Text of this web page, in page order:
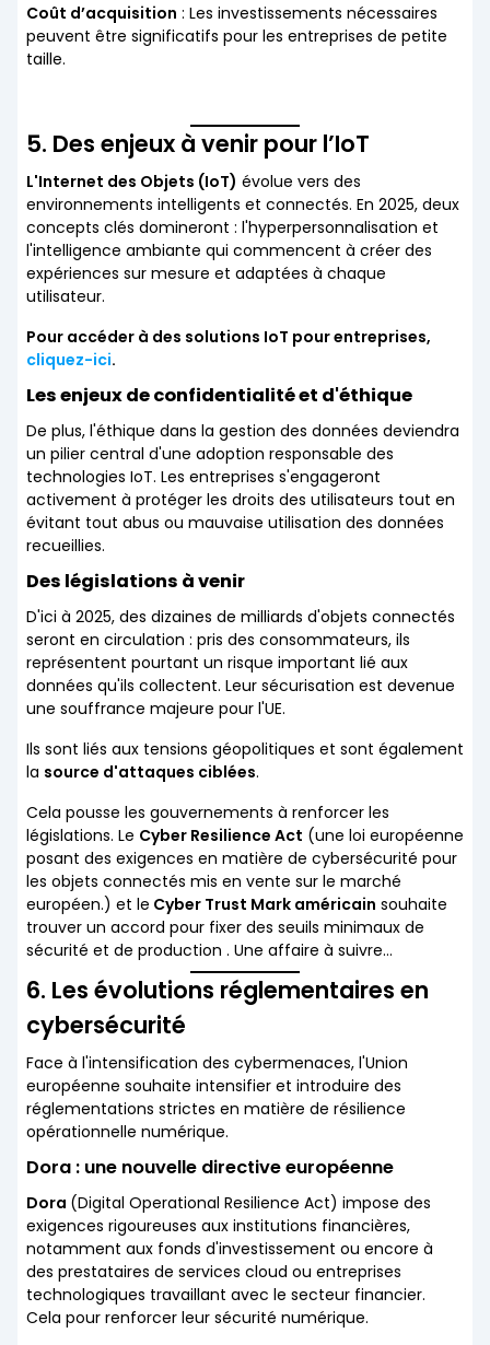
Coût d’acquisition : Les investissements nécessaires
peuvent être significatifs pour les entreprises de petite
taille.
5. Des enjeux à venir pour l’IoT
L'Internet des Objets (IoT) évolue vers des
environnements intelligents et connectés. En 2025, deux
concepts clés domineront : l'hyperpersonnalisation et
l'intelligence ambiante qui commencent à créer des
expériences sur mesure et adaptées à chaque
utilisateur.
Pour accéder à des solutions IoT pour entreprises,
cliquez-ici.
Les enjeux de confidentialité et d'éthique
De plus, l'éthique dans la gestion des données deviendra
un pilier central d'une adoption responsable des
technologies IoT. Les entreprises s'engageront
activement à protéger les droits des utilisateurs tout en
évitant tout abus ou mauvaise utilisation des données
recueillies.
Des législations à venir
D'ici à 2025, des dizaines de milliards d'objets connectés
seront en circulation : pris des consommateurs, ils
représentent pourtant un risque important lié aux
données qu'ils collectent. Leur sécurisation est devenue
une souffrance majeure pour l'UE.
Ils sont liés aux tensions géopolitiques et sont également
la source d'attaques ciblées.
Cela pousse les gouvernements à renforcer les
législations. Le Cyber Resilience Act (une loi européenne
posant des exigences en matière de cybersécurité pour
les objets connectés mis en vente sur le marché
européen.) et le Cyber Trust Mark américain souhaite
trouver un accord pour fixer des seuils minimaux de
sécurité et de production . Une affaire à suivre…
6. Les évolutions réglementaires en
cybersécurité
Face à l'intensification des cybermenaces, l'Union
européenne souhaite intensifier et introduire des
réglementations strictes en matière de résilience
opérationnelle numérique.
Dora : une nouvelle directive européenne
Dora (Digital Operational Resilience Act) impose des
exigences rigoureuses aux institutions financières,
notamment aux fonds d'investissement ou encore à
des prestataires de services cloud ou entreprises
technologiques travaillant avec le secteur financier.
Cela pour renforcer leur sécurité numérique.